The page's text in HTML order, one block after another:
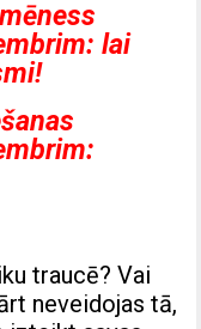
lai
traucē? Vai
neveidojas tā,